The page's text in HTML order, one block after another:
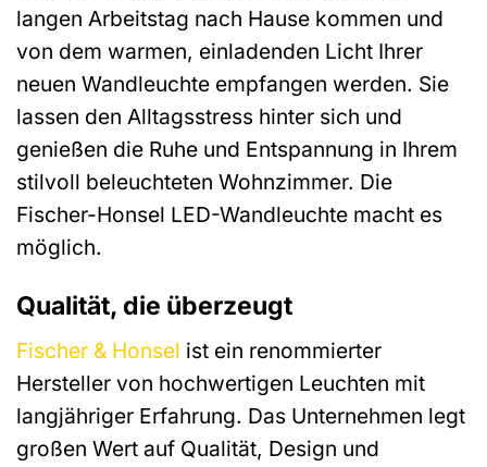
langen Arbeitstag nach Hause kommen und
von dem warmen, einladenden Licht Ihrer
neuen Wandleuchte empfangen werden. Sie
lassen den Alltagsstress hinter sich und
genießen die Ruhe und Entspannung in Ihrem
stilvoll beleuchteten Wohnzimmer. Die
Fischer-Honsel LED-Wandleuchte macht es
möglich.
Qualität, die überzeugt
Fischer & Honsel ist ein renommierter
Hersteller von hochwertigen Leuchten mit
langjähriger Erfahrung. Das Unternehmen legt
großen Wert auf Qualität, Design und